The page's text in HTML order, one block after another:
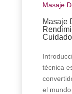
Masaje
Masaje
técnica
el